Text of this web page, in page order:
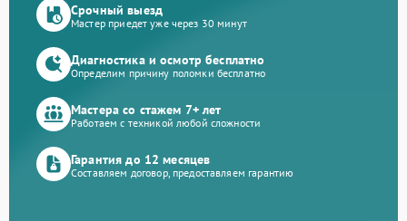
Срочный выезд
Мастер приедет уже через 30 минут
Диагностика и осмотр бесплатно
Определим причину поломки бесплатно
Мастера со стажем 7+ лет
Работаем с техникой любой сложности
Гарантия до 12 месяцев
Составляем договор, предоставляем гарантию